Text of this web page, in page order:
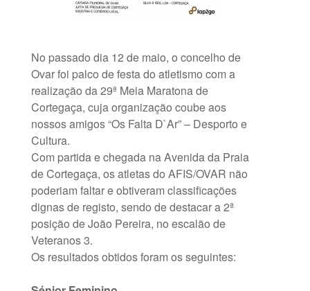
No passado dia 12 de maio, o concelho de
Ovar foi palco de festa do atletismo com a
realização da 29ª Meia Maratona de
Cortegaça, cuja organização coube aos
nossos amigos “Os Falta D`Ar” – Desporto e
Cultura.
Com partida e chegada na Avenida da Praia
de Cortegaça, os atletas do AFIS/OVAR não
poderiam faltar e obtiveram classificações
dignas de registo, sendo de destacar a 2ª
posição de João Pereira, no escalão de
Veteranos 3.
Os resultados obtidos foram os seguintes: